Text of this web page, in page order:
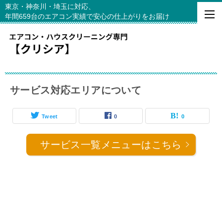
東京・神奈川・埼玉に対応、
年間659台のエアコン実績で安心の仕上がりをお届け
サービス対応エリアについて
Tweet 0 0
サービス一覧メニューはこちら